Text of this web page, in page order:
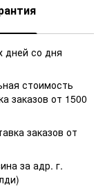
дней со дня
стоимость
заказов от 1500
заказов от
за адр. г.